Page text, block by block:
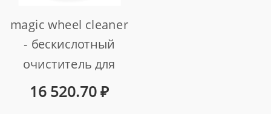
magic wheel cleaner
- бескислотный
очиститель для
колёсных дисков
16 520.70₽